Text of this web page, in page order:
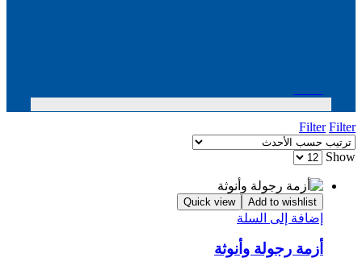
Filter Filter
Show
Add to wishlist
Quick view
إضافة إلى السلة
أزمة رجولة وأنوثة